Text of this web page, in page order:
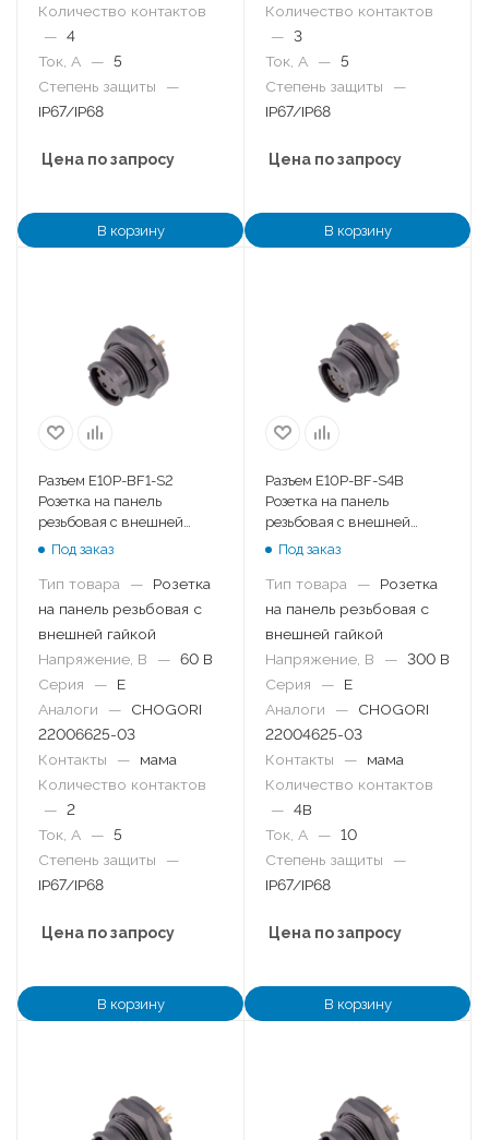
Количество контактов
— 4
Ток, А
— 5
Степень защиты
—
IP67/IP68
Цена по запросу
В корзину
Количество контактов
— 3
Ток, А
— 5
Степень защиты
—
IP67/IP68
Цена по запросу
В корзину
Разъем E10P-BF1-S2
Розетка на панель
резьбовая с внешней
гайкой
Под заказ
Тип товара —
Розетка
на панель резьбовая с
внешней гайкой
Напряжение, В
— 60 В
Серия
—
E
Аналоги
—
CHOGORI
22006625-03
Контакты
—
мама
Количество контактов
— 2
Ток, А
— 5
Степень защиты
—
IP67/IP68
Цена по запросу
В корзину
Разъем E10P-BF-S4B
Розетка на панель
резьбовая с внешней
гайкой
Под заказ
Тип товара —
Розетка
на панель резьбовая с
внешней гайкой
Напряжение, В
— 300 В
Серия
—
E
Аналоги
—
CHOGORI
22004625-03
Контакты
—
мама
Количество контактов
— 4B
Ток, А
— 10
Степень защиты
—
IP67/IP68
Цена по запросу
В корзину